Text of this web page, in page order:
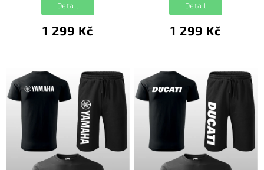
1 299 Kč
Detail
1 299 Kč
Detail